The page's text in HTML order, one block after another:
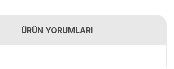
ÜRÜN YORUMLARI